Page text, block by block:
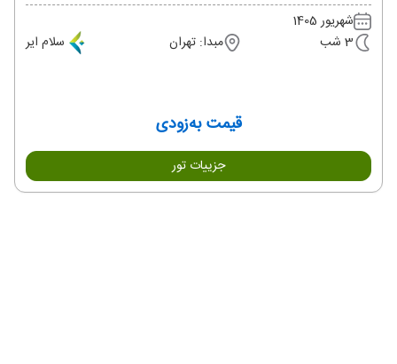
شهریور 1405
3 شب
مبدا: تهران سلام ایر
قیمت به‌زودی
جزییات تور